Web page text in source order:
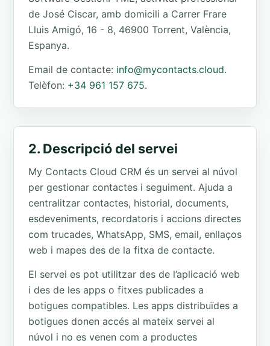
de José Ciscar, amb domicili a Carrer Frare
Lluis Amigó, 16 - 8, 46900 Torrent, València,
Espanya.
Email de contacte: info@mycontacts.cloud.
Telèfon: +34 961 157 675.
2. Descripció del servei
My Contacts Cloud CRM és un servei al núvol
per gestionar contactes i seguiment. Ajuda a
centralitzar contactes, historial, documents,
esdeveniments, recordatoris i accions directes
com trucades, WhatsApp, SMS, email, enllaços
web i mapes des de la fitxa de contacte.
El servei es pot utilitzar des de l’aplicació web
i des de les apps o fitxes publicades a
botigues compatibles. Les apps distribuïdes a
botigues donen accés al mateix servei al
núvol i no es venen com a productes